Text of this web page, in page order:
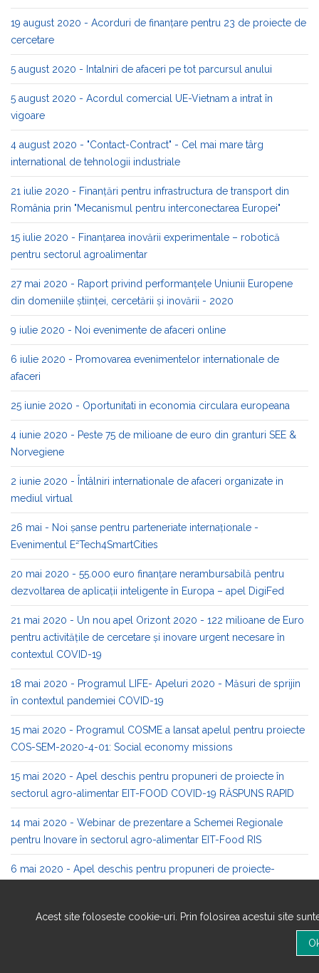
19 august 2020 - Acorduri de finanțare pentru 23 de proiecte de
cercetare
5 august 2020 - Intalniri de afaceri pe tot parcursul anului
5 august 2020 - Acordul comercial UE-Vietnam a intrat în
vigoare
4 august 2020 - "Contact-Contract" - Cel mai mare târg
international de tehnologii industriale
21 iulie 2020 - Finanțări pentru infrastructura de transport din
România prin "Mecanismul pentru interconectarea Europei"
15 iulie 2020 - Finanțarea inovării experimentale – robotică
pentru sectorul agroalimentar
27 mai 2020 - Raport privind performanțele Uniunii Europene
din domeniile ştiinţei, cercetării și inovării - 2020
9 iulie 2020 - Noi evenimente de afaceri online
6 iulie 2020 - Promovarea evenimentelor internationale de
afaceri
25 iunie 2020 - Oportunitati in economia circulara europeana
4 iunie 2020 - Peste 75 de milioane de euro din granturi SEE &
Norvegiene
2 iunie 2020 - Întâlniri internationale de afaceri organizate in
mediul virtual
26 mai - Noi șanse pentru parteneriate internaționale -
Evenimentul E²Tech4SmartCities
20 mai 2020 - 55.000 euro finanțare nerambursabilă pentru
dezvoltarea de aplicații inteligente în Europa – apel DigiFed
21 mai 2020 - Un nou apel Orizont 2020 - 122 milioane de Euro
pentru activitățile de cercetare și inovare urgent necesare în
contextul COVID-19
18 mai 2020 - Programul LIFE- Apeluri 2020 - Măsuri de sprijin
în contextul pandemiei COVID-19
15 mai 2020 - Programul COSME a lansat apelul pentru proiecte
COS-SEM-2020-4-01: Social economy missions
15 mai 2020 - Apel deschis pentru propuneri de proiecte în
sectorul agro-alimentar EIT-FOOD COVID-19 RĂSPUNS RAPID
14 mai 2020 - Webinar de prezentare a Schemei Regionale
pentru Inovare în sectorul agro-alimentar EIT-Food RIS
6 mai 2020 - Apel deschis pentru propuneri de proiecte-
Acest site foloseste cookie-uri. Prin folosirea acestui site